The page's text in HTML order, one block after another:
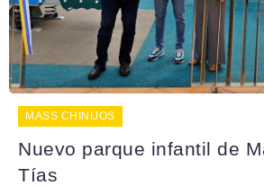
MASS CHINIJOS
Nuevo parque infantil de
Tías